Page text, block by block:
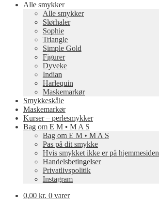
Alle smykker
Alle smykker
Slørhaler
Sophie
Triangle
Simple Gold
Figurer
Dyveke
Indian
Harlequin
Maskemarkør
Smykkeskåle
Maskemarkør
Kurser – perlesmykker
Bag om E M • M A S
Bag om E M • M A S
Pas på dit smykke
Hvis smykket ikke er på hjemmesiden
Handelsbetingelser
Privatlivspolitik
Instagram
0,00 kr. 0 varer